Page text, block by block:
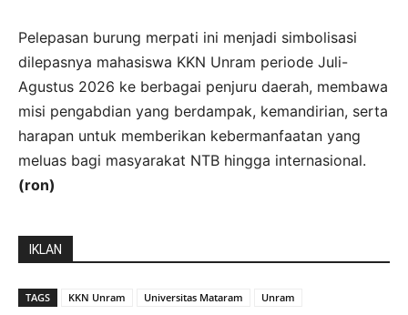
Pelepasan burung merpati ini menjadi simbolisasi
dilepasnya mahasiswa KKN Unram periode Juli-
Agustus 2026 ke berbagai penjuru daerah, membawa
misi pengabdian yang berdampak, kemandirian, serta
harapan untuk memberikan kebermanfaatan yang
meluas bagi masyarakat NTB hingga internasional.
(ron)
IKLAN
TAGS KKN Unram Universitas Mataram Unram